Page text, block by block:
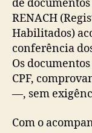
de
RENACH
Habilitados)
conferência
Os
CPF,
—, sem
Com o